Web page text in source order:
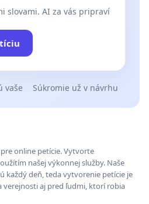
slovami. AI za vás pripraví
vaše Súkromie už v návrhu
online petície. Vytvorte
našej výkonnej služby. Naše
každý deň, teda vytvorenie petície je
verejnosti aj pred ľudmi, ktorí robia